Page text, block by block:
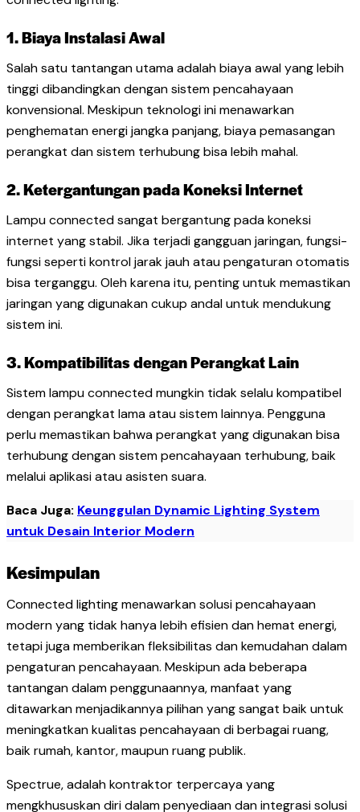
1. Biaya Instalasi Awal
Salah satu tantangan utama adalah biaya awal yang lebih
tinggi dibandingkan dengan sistem pencahayaan
konvensional. Meskipun teknologi ini menawarkan
penghematan energi jangka panjang, biaya pemasangan
perangkat dan sistem terhubung bisa lebih mahal.
2. Ketergantungan pada Koneksi Internet
Lampu connected sangat bergantung pada koneksi
internet yang stabil. Jika terjadi gangguan jaringan, fungsi-
fungsi seperti kontrol jarak jauh atau pengaturan otomatis
bisa terganggu. Oleh karena itu, penting untuk memastikan
jaringan yang digunakan cukup andal untuk mendukung
sistem ini.
3. Kompatibilitas dengan Perangkat Lain
Sistem lampu connected mungkin tidak selalu kompatibel
dengan perangkat lama atau sistem lainnya. Pengguna
perlu memastikan bahwa perangkat yang digunakan bisa
terhubung dengan sistem pencahayaan terhubung, baik
melalui aplikasi atau asisten suara.
Baca Juga: Keunggulan Dynamic Lighting System
untuk Desain Interior Modern
Kesimpulan
Connected lighting menawarkan solusi pencahayaan
modern yang tidak hanya lebih efisien dan hemat energi,
tetapi juga memberikan fleksibilitas dan kemudahan dalam
pengaturan pencahayaan. Meskipun ada beberapa
tantangan dalam penggunaannya, manfaat yang
ditawarkan menjadikannya pilihan yang sangat baik untuk
meningkatkan kualitas pencahayaan di berbagai ruang,
baik rumah, kantor, maupun ruang publik.
Spectrue, adalah kontraktor terpercaya yang
mengkhususkan diri dalam penyediaan dan integrasi solusi